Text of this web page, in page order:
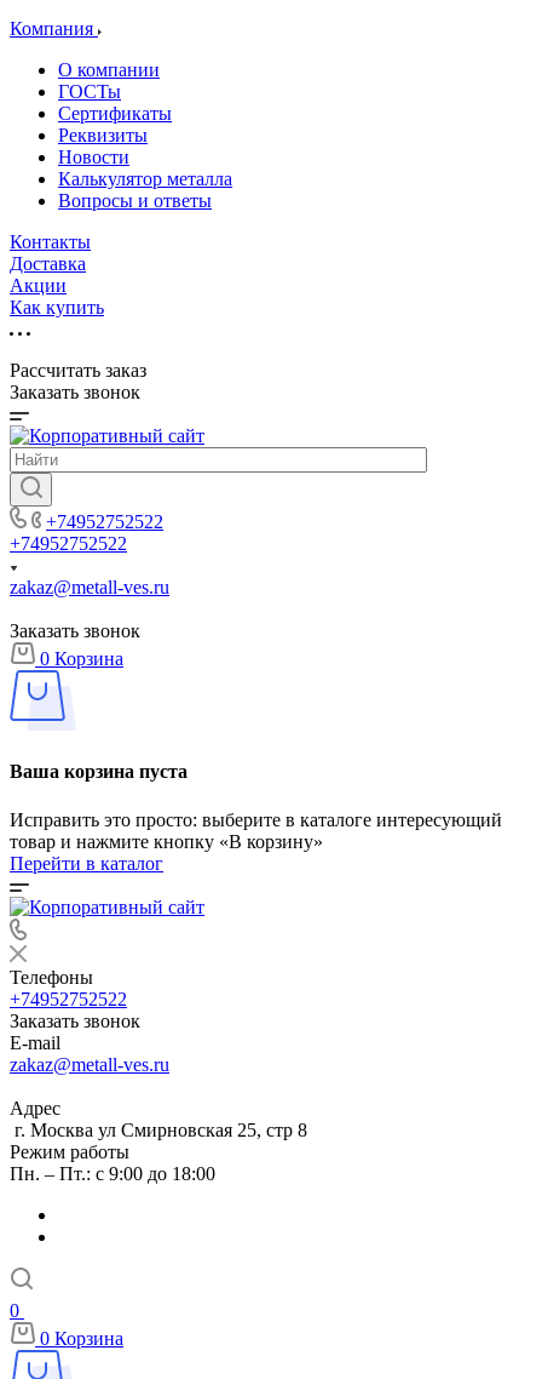
Компания
О компании
ГОСТы
Сертификаты
Реквизиты
Новости
Калькулятор металла
Вопросы и ответы
Контакты
Доставка
Акции
Как купить
Рассчитать заказ
Заказать звонок
+74952752522
+74952752522
zakaz@metall-ves.ru
Заказать звонок
0 Корзина
Ваша корзина пуста
Исправить это просто: выберите в каталоге интересующий
товар и нажмите кнопку «В корзину»
Перейти в каталог
Телефоны
+74952752522
Заказать звонок
E-mail
zakaz@metall-ves.ru
Адрес
г. Москва ул Смирновская 25, стр 8
Режим работы
Пн. – Пт.: с 9:00 до 18:00
0
0 Корзина